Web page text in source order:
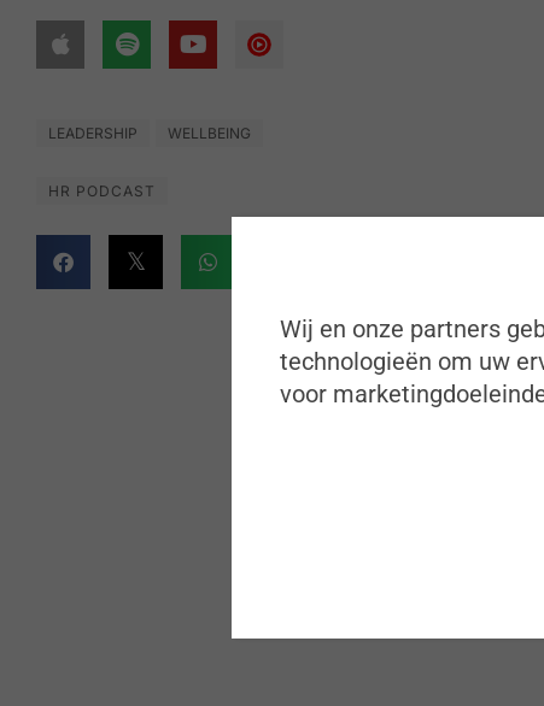
LEADERSHIP WELLBEING
HR PODCAST
Wij en onze partners
technologieën om uw
voor